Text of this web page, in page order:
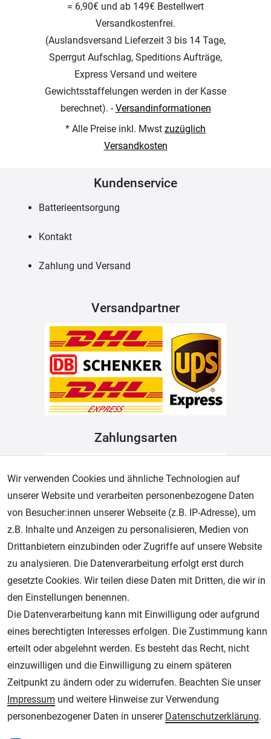
= 6,90€ und ab 149€ Bestellwert
Versandkostenfrei.
(Auslandsversand Lieferzeit 3 bis 14 Tage,
Sperrgut Aufschlag, Speditions Aufträge,
Express Versand und weitere
Gewichtsstaffelungen werden in der Kasse
berechnet). -Versandinformationen
* Alle Preise inkl. Mwst zuzüglich
Versandkosten
Kundenservice
Batterieentsorgung
Kontakt
Zahlung und Versand
Versandpartner
Zahlungsarten
Geprüfter Shop
AGB Widerrufsrecht Datenschutz Impressum
Unsere weiteren Shops:
Wir verwenden Cookies und ähnliche Technologien auf
unserer Website und verarbeiten personenbezogene Daten
von Besucher:innen unserer Webseite (z.B. IP-Adresse), um
z.B. Inhalte und Anzeigen zu personalisieren, Medien von
Drittanbietern einzubinden oder Zugriffe auf unsere Website
zu analysieren. Die Datenverarbeitung erfolgt erst durch
gesetzte Cookies. Wir teilen diese Daten mit Dritten, die wir in
den Einstellungen benennen.
Die Datenverarbeitung kann mit Einwilligung oder aufgrund
eines berechtigten Interesses erfolgen. Die Zustimmung kann
erteilt oder abgelehnt werden. Es besteht das Recht, nicht
einzuwilligen und die Einwilligung zu einem späteren
Zeitpunkt zu ändern oder zu widerrufen. Beachten Sie unser
Impressum und weitere Hinweise zur Verwendung
personenbezogener Daten in unserer Daten­schutz­erklärung.